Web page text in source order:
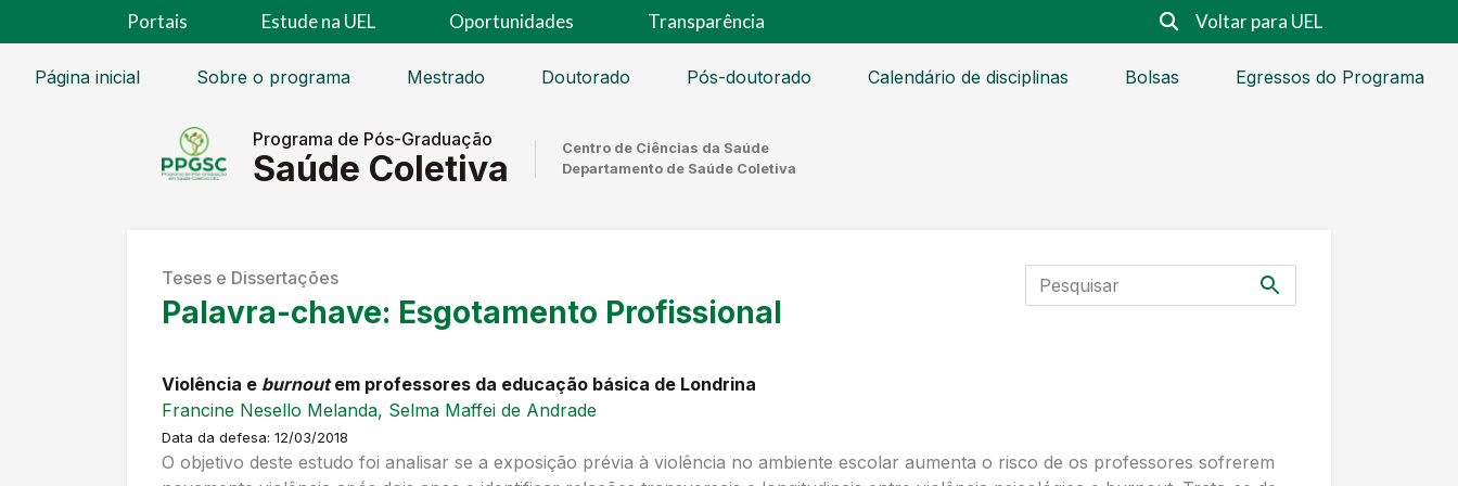
Portais Estude na UEL Oportunidades Transparência Voltar para UEL
Página inicial Sobre o programa Mestrado Doutorado Pós-doutorado Calendário de disciplinas Bolsas Egressos do Programa
Programa de Pós-Graduação
Saúde Coletiva
Centro de Ciências da Saúde
Departamento de Saúde Coletiva
Teses e Dissertações
Palavra-chave: Esgotamento Profissional
Violência e burnoutem professores da educação básica de Londrina
Francine Nesello Melanda, Selma Maffei de Andrade
Data da defesa: 12/03/2018
O objetivo deste estudo foi analisar se a exposição prévia à violência no ambiente escolar aumenta o risco de os professores sofrerem